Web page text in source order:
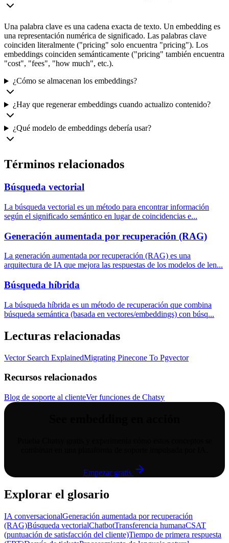
Una palabra clave es una cadena exacta de texto. Un embedding es
una representación numérica de significado. Las palabras clave
coinciden literalmente ("pricing" solo encuentra "pricing"). Los
embeddings coinciden semánticamente ("pricing" también encuentra
"cost", "fees", "how much", etc.).
¿Cómo se almacenan los embeddings?
¿Hay que regenerar embeddings cuando actualizo contenido?
¿Qué modelo de embeddings debería usar?
Términos relacionados
Búsqueda vectorial
La búsqueda vectorial es un método para encontrar información
según el significado semántico en lugar de coincidencias e...
Generación aumentada por recuperación (RAG)
La generación aumentada por recuperación (RAG) es una
arquitectura de IA que mejora las respuestas de los modelos de len...
Búsqueda híbrida
La búsqueda híbrida es un método de recuperación que combina
búsqueda semántica (basada en vectores/embeddings) con búsq...
Lecturas relacionadas
Vector Search ExplainedMigrating Pinecone To Pgvector
Recursos relacionados
Blog de soporte al clienteVer funciones de Chatsy
Empezar gratis
Explorar el glosario
IA conversacionalGeneración aumentada por recuperación
(RAG)Búsqueda vectorialChatbotTransferencia humanaCSAT
(puntuación de satisfacción del cliente)Tiempo de primera respuesta